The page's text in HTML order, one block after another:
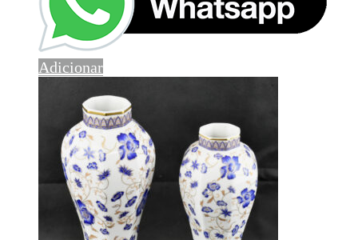
Adicionar